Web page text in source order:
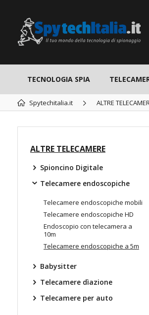
TECNOLOGIA SPIA
Spytechitalia.it ALTRE
ALTRE TELECAMERE
Spioncino Digitale
Telecamere endoscopiche
Telecamere endoscopiche mobili
Telecamere endoscopiche HD
Endoscopio con telecamera a
10m
Telecamere endoscopiche a 5m
Babysitter
Telecamere dìazione
Telecamere per auto